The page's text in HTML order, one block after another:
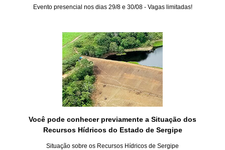
Evento presencial nos dias 29/8 e 30/08 - Vagas limitadas!
Você pode conhecer previamente a Situação dos
Recursos Hídricos do Estado de Sergipe
Situação sobre os Recursos Hídricos de Sergipe